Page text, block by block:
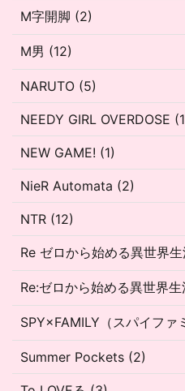
M字開脚 (2)
M男 (12)
NARUTO (5)
NEEDY GIRL OVERDOSE
NEW GAME! (1)
NieR Automata (2)
NTR (12)
Re ゼロから始める異世界
Re:ゼロから始める異世界
SPY×FAMILY（スパイファ
Summer Pockets (2)